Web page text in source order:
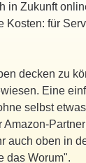
in Zukunft
Kosten: für
decken zu
Eine
selbst
Amazon-
auch oben in
das Worum".